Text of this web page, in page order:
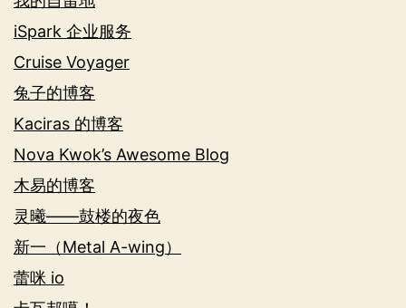
iSpark 企业服务
Cruise Voyager
兔子的博客
Kaciras 的博客
Nova Kwok’s Awesome Blog
木易的博客
灵曦——鼓楼的夜色
新一（Metal A-wing）
蕾咪 io